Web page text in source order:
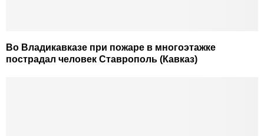
Во Владикавказе при пожаре в многоэтажке
пострадал человек Ставрополь (Кавказ)